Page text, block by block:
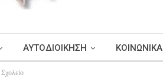
ΑΥΤΟΔΙΟΙΚΗΣΗ ΚΟΙΝΩΝΙΚΑ